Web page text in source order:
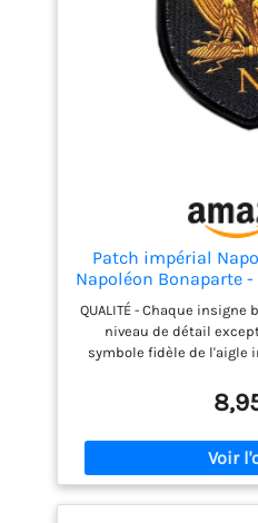
Patch impérial
Napoléon Bonaparte
sacs à dos
QUALITÉ - Chaque
niveau de détail
symbole fidèle de l'aigle
Inspiré par l'aigle
blason de Napoléon
collectionneurs, les
et les amateurs d'objets
Ajoutez une touche
à ce patch d'airsoft,